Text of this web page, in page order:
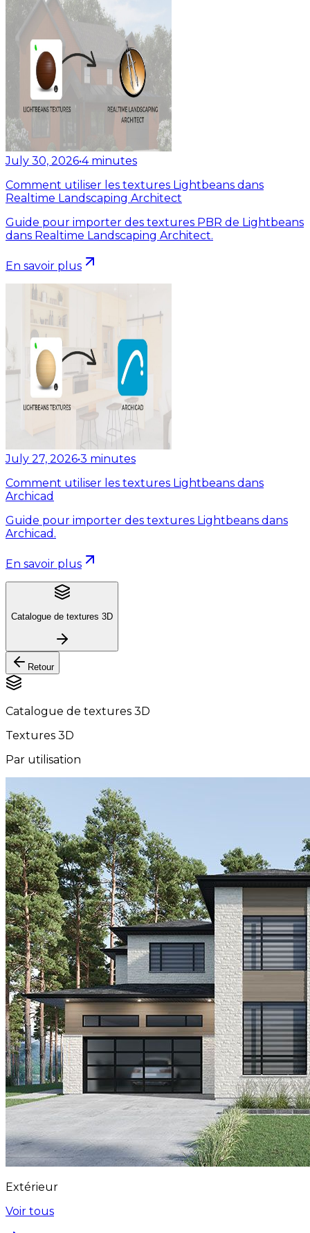
July 30, 2026•4 minutes
Comment utiliser les textures Lightbeans dans
Realtime Landscaping Architect
Guide pour importer des textures PBR de Lightbeans
dans Realtime Landscaping Architect.
En savoir plus
July 27, 2026•3 minutes
Comment utiliser les textures Lightbeans dans
Archicad
Guide pour importer des textures Lightbeans dans
Archicad.
En savoir plus
Catalogue de textures 3D
Retour
Catalogue de textures 3D
Textures 3D
Par utilisation
Extérieur
Voir tous